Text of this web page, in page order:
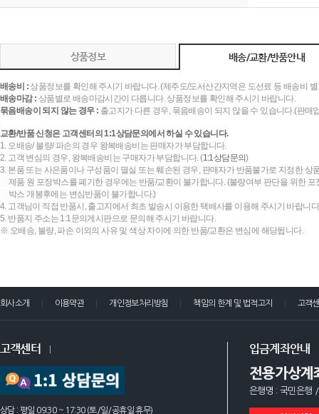
상품정보 배송/교환/반품안내
배송비 :상품정보를 확인해 주시기 바랍니다. (제주도/도서산간지역은 도선료 등 배송비
배송마감 : 상품별로 배송마감시간이 다릅니다. 상품정보를 확인해 주시기 바랍니다.
묶음배송이 되지 않는 경우 : 출고지가 다른 경우, 묶음배송이 되지 않을 수 있습니다.(판
교환/반품 신청은 고객센터의 1:1상담문의에서 하실 수 있습니다.
1. 오배송/ 불량/ 파손의 경우 왕복배송비는 판매자가 부담합니다.
2. 고객 변심의 경우, 왕복배송비는 구매자가 부담합니다. (1:1상담문의)
3. 본품 또는 사은품이나 구성품이 멸실 또는 훼손된 경우, 판매자가 반품불가로 지정한 상
제품 원 포장박스를 폐기한 경우에는 반품/교환이 불가합니다. (불량여부 판단을 위한
박스 개봉후에는 변심반품이 불가합니다.)
4. 고객님이 직접 반품시, 출고지에서 최초 발송시 이용한 택배사를 이용해 주시기 바랍니
5. 반품지 주소는 1:1문의게시판으로 문의해 주시기 바랍니다.
※ 오배송, 불량, 파손 이외의 사유 및 색상 차이에 의한 반품/교환은 변심에 해당됩니다.
회사소개 이용약관 개인정보처리방침 책임의 한계 및 법적고지 고객
고객센터
상담 : 평일 09:30 ~ 17:30 (토/일/공휴일 휴무)
입금계좌안내
전용가상계
은행명 : 국민은행